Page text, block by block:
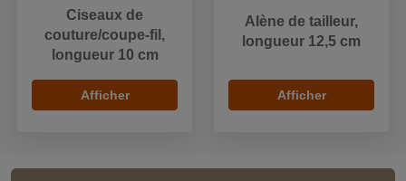
Ciseaux de
couture/coupe-fil,
longueur 10 cm
Afficher
Alène de tailleur,
longueur 12,5 cm
Afficher